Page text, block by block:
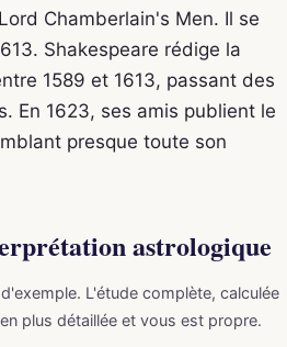
Chamberlain's Men. Il se
Shakespeare rédige la
1589 et 1613, passant des
En 1623, ses amis publient le
presque toute son
astrologique
L'étude complète, calculée
plus détaillée et vous est propre.